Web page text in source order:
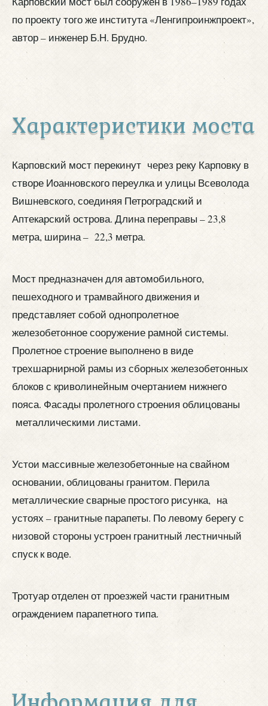
по проекту того же института «Ленгипроинжпроект»,
автор – инженер Б.Н. Брудно.
Характеристики моста
Карповский мост перекинут через реку Карповку в
створе Иоанновского переулка и улицы Всеволода
Вишневского, соединяя Петроградский и
Аптекарский острова. Длина переправы – 23,8
метра, ширина – 22,3 метра.
Мост предназначен для автомобильного,
пешеходного и трамвайного движения и
представляет собой однопролетное
железобетонное сооружение рамной системы.
Пролетное строение выполнено в виде
трехшарнирной рамы из сборных железобетонных
блоков с криволинейным очертанием нижнего
пояса. Фасады пролетного строения облицованы
металлическими листами.
Устои массивные железобетонные на свайном
основании, облицованы гранитом. Перила
металлические сварные простого рисунка, на
устоях – гранитные парапеты. По левому берегу с
низовой стороны устроен гранитный лестничный
спуск к воде.
Тротуар отделен от проезжей части гранитным
ограждением парапетного типа.